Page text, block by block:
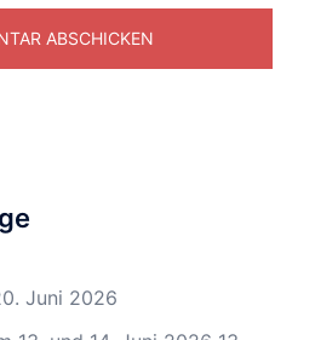
Juni 2026